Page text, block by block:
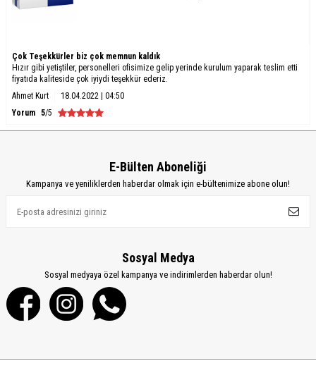
Çok Teşekkürler biz çok memnun kaldık
Hızır gibi yetiştiler, personelleri ofisimize gelip yerinde kurulum yaparak teslim etti
fiyatıda kaliteside çok iyiydi teşekkür ederiz.
Ahmet Kurt
18.04.2022 | 04:50
Yorum 5/5
E-Bülten Aboneliği
Kampanya ve yeniliklerden haberdar olmak için e-bültenimize abone olun!
Sosyal Medya
Sosyal medyaya özel kampanya ve indirimlerden haberdar olun!